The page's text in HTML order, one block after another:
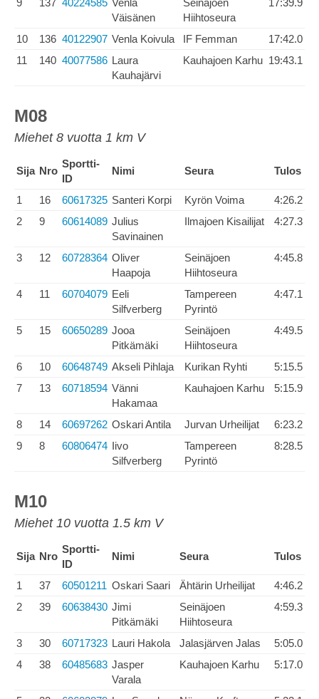
9 137 40224585 Venla
Väisänen
Seinäjoen
Hiihtoseura
17:39.9
10 136 40122907 Venla Koivula IF Femman
17:42.0
11
140 40077586 Laura
Kauhajärvi
Kauhajoen Karhu 19:43.1
M08
Miehet 8 vuotta 1 km V
Sija Nro
Sportti-
ID
Nimi Seura Tulos
1 16 60617325 Santeri Korpi Kyrön Voima
4:26.2
2
9 60614089 Julius
Savinainen
Ilmajoen Kisailijat 4:27.3
3 12 60728364 Oliver
Haapoja
Seinäjoen
Hiihtoseura
4:45.8
4 11 60704079 Eeli
Silfverberg
Tampereen
Pyrintö
4:47.1
5 15 60650289 Jooa
Pitkämäki
Seinäjoen
Hiihtoseura
4:49.5
6 10 60648749 Akseli Pihlaja Kurikan Ryhti
5:15.5
7
13 60718594 Vänni
Hakamaa
Kauhajoen Karhu 5:15.9
8 14 60697262 Oskari Antila Jurvan Urheilijat
6:23.2
9
8 60806474 Iivo
Silfverberg
Tampereen
Pyrintö
8:28.5
M10
Miehet 10 vuotta 1.5 km V
Sija Nro
Sportti-
ID
Nimi Seura Tulos
1 37 60501211 Oskari Saari Ähtärin Urheilijat
4:46.2
2
39 60638430 Jimi
Pitkämäki
Seinäjoen
Hiihtoseura
4:59.3
3 30 60717323 Lauri Hakola Jalasjärven Jalas
5:05.0
4
38 60485683 Jasper
Varala
Kauhajoen Karhu 5:17.0